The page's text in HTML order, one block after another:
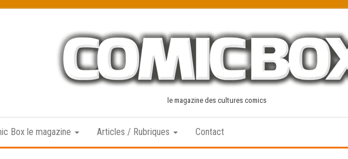
le magazine des cultures comics
Box le magazine Articles / Rubriques Contact